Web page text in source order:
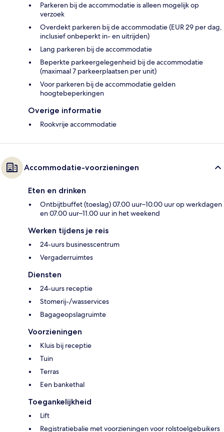
Parkeren bij de accommodatie is alleen mogelijk op
verzoek
Overdekt parkeren bij de accommodatie (EUR 29 per dag,
inclusief onbeperkt in- en uitrijden)
Lang parkeren bij de accommodatie
Beperkte parkeergelegenheid bij de accommodatie
(maximaal 7 parkeerplaatsen per unit)
Voor parkeren bij de accommodatie gelden
hoogtebeperkingen
Overige informatie
Rookvrije accommodatie
Accommodatie-voorzieningen
Eten en drinken
Ontbijtbuffet (toeslag) 07.00 uur–10.00 uur op werkdagen
en 07.00 uur–11.00 uur in het weekend
Werken tijdens je reis
24-uurs businesscentrum
Vergaderruimtes
Diensten
24-uurs receptie
Stomerij-/wasservices
Bagageopslagruimte
Voorzieningen
Kluis bij receptie
Tuin
Terras
Een bankethal
Toegankelijkheid
Lift
Registratiebalie met voorzieningen voor rolstoelgebuikers